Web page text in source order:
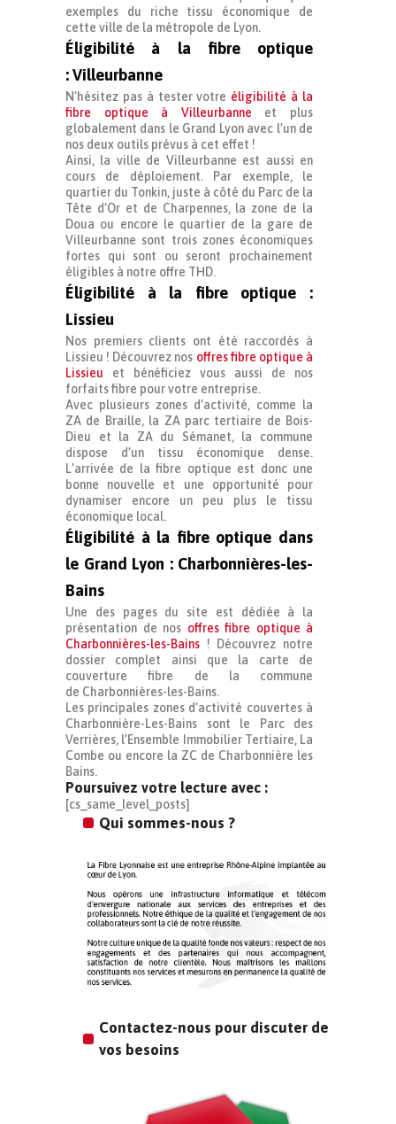
exemples du riche tissu économique de
cette ville de la métropole de Lyon.
Éligibilité à la fibre optique
: Villeurbanne
N’hésitez pas à tester votre éligibilité à la
fibre optique à Villeurbanne et plus
globalement dans le Grand Lyon avec l’un de
nos deux outils prévus à cet effet !
Ainsi, la ville de Villeurbanne est aussi en
cours de déploiement. Par exemple, le
quartier du Tonkin, juste à côté du Parc de la
Tête d’Or et de Charpennes, la zone de la
Doua ou encore le quartier de la gare de
Villeurbanne sont trois zones économiques
fortes qui sont ou seront prochainement
éligibles à notre offre THD.
Éligibilité à la fibre optique :
Lissieu
Nos premiers clients ont été raccordés à
Lissieu ! Découvrez nos offres fibre optique à
Lissieu et bénéficiez vous aussi de nos
forfaits fibre pour votre entreprise.
Avec plusieurs zones d’activité, comme la
ZA de Braille, la ZA parc tertiaire de Bois-
Dieu et la ZA du Sémanet, la commune
dispose d’un tissu économique dense.
L’arrivée de la fibre optique est donc une
bonne nouvelle et une opportunité pour
dynamiser encore un peu plus le tissu
économique local.
Éligibilité à la fibre optique dans
le Grand Lyon : Charbonnières-les-
Bains
Une des pages du site est dédiée à la
présentation de nos offres fibre optique à
Charbonnières-les-Bains ! Découvrez notre
dossier complet ainsi que la carte de
couverture fibre de la commune
de Charbonnières-les-Bains.
Les principales zones d’activité couvertes à
Charbonnière-Les-Bains sont le Parc des
Verrières, l’Ensemble Immobilier Tertiaire, La
Combe ou encore la ZC de Charbonnière les
Bains.
Poursuivez votre lecture avec :
[cs_same_level_posts]
Qui sommes-nous ?
Contactez-nous pour discuter de
vos besoins